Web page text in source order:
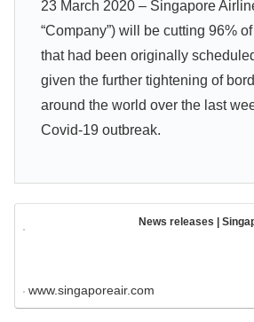
23 March 2020 – Singapore
“Company”) will be cutting 96%
that had been originally
given the further tightening of
around the world over the last
Covid-19 outbreak.
News releases |
www.singaporeair.com